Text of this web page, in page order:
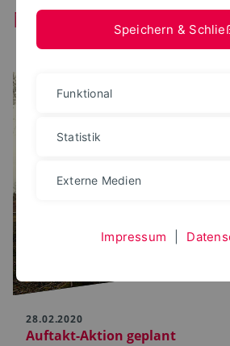
News
28.02.2020
Auftakt-Aktion geplant
Speichern &
Funktional
Statistik
Externe Medien
Impressum